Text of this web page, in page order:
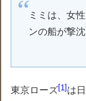
ミミは、女
ンの船が撃
東京ローズ 1 は